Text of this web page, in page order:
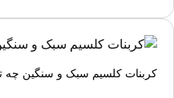
کربنات کلسیم سبک و سنگین چه